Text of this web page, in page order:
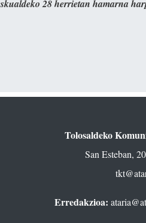
28 herrietan hamarna
Tolosaldeko
San Esteban,
Erredakzioa: